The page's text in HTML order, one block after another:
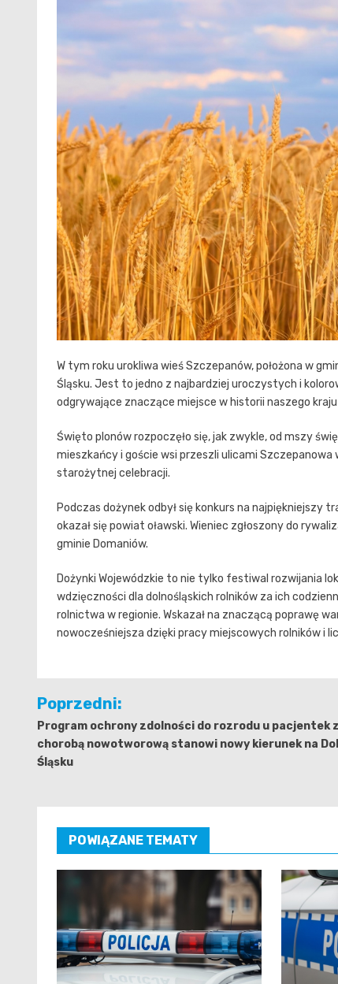
W tym roku urokliwa wieś Szczepanów, położona w
Śląsku. Jest to jedno z najbardziej uroczystych i
odgrywające znaczące miejsce w historii naszego
Święto plonów rozpoczęło się, jak zwykle, od mszy
mieszkańcy i goście wsi przeszli ulicami
starożytnej celebracji.
Podczas dożynek odbył się konkurs na
okazał się powiat oławski. Wieniec zgłoszony do
gminie Domaniów.
Dożynki Wojewódzkie to nie tylko festiwal rozwijania
wdzięczności dla dolnośląskich rolników za ich
rolnictwa w regionie. Wskazał na znaczącą poprawę
nowocześniejsza dzięki pracy miejscowych rolników i
Nawigacja
wpisu
Poprzedni:
Program ochrony zdolności do rozrodu u pacjentek z
chorobą nowotworową stanowi nowy kierunek na
Śląsku
POWIĄZANE TEMATY